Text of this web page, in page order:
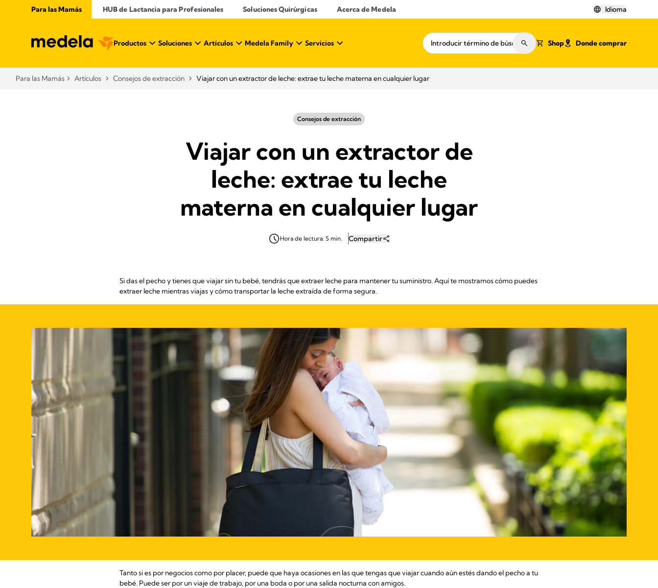
Para las Mamás ​ HUB de Lactancia para Profesionales Soluciones Quirúrgicas Acerca de Medela Idioma
Productos Soluciones Artículos Medela Family Servicios Shop Donde comprar
Para las Mamás Artículos Consejos de extracción Viajar con un extractor de leche: extrae tu leche materna en cualquier lugar
Consejos de extracción
Viajar con un extractor de
leche: extrae tu leche
materna en cualquier lugar
Hora de lectura: 5 min. Compartir
Si das el pecho y tienes que viajar sin tu bebé, tendrás que extraer leche para mantener tu suministro. Aquí te mostramos cómo puedes
extraer leche mientras viajas y cómo transportar la leche extraída de forma segura.
Tanto si es por negocios como por placer, puede que haya ocasiones en las que tengas que viajar cuando aún estés dando el pecho a tu
bebé. Puede ser por un viaje de trabajo, por una boda o por una salida nocturna con amigos.